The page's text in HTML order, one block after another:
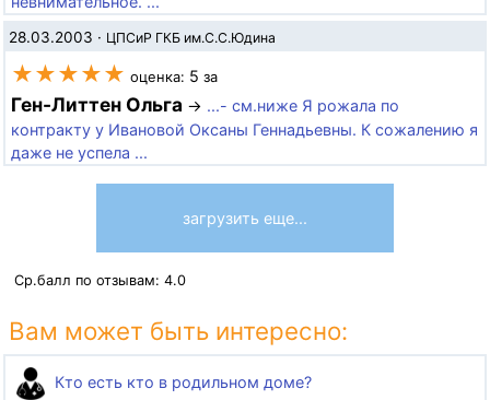
28.03.2003 · ЦПСиР ГКБ им.С.С.Юдина
★★★★★ оценка: 5 за
Ген-Литтен Ольга → ...- см.ниже Я рожала по
контракту у Ивановой Оксаны Геннадьевны. К сожалению я
даже не успела ...
загрузить еще...
Ср.балл по отзывам: 4.0
Вам может быть интересно:
Кто есть кто в родильном доме?